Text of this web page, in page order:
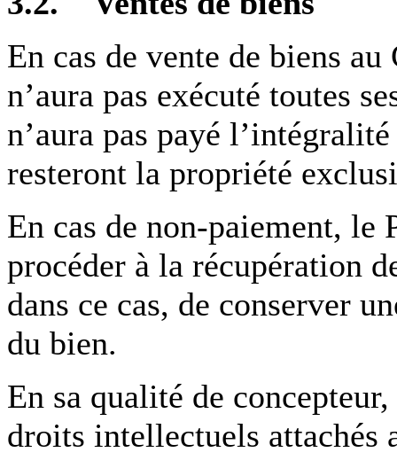
En cas de vente de biens
n’aura pas exécuté toutes
n’aura pas payé
resteront la propriété
En cas de non-paiement, le
procéder à la récupération
dans ce cas, de conserver
du bien.
En sa qualité de
droits intellectuels attachés